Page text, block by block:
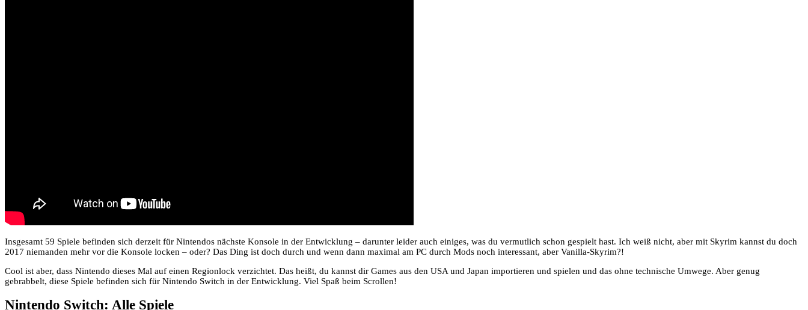
Insgesamt 59 Spiele befinden sich derzeit für Nintendos nächste Konsole in der Entwicklung – darunter leider auch einiges, was du vermutlich schon gespielt hast. Ich weiß nicht, aber mit Skyrim kannst du doch
2017 niemanden mehr vor die Konsole locken – oder? Das Ding ist doch durch und wenn dann maximal am PC durch Mods noch interessant, aber Vanilla-Skyrim?!
Cool ist aber, dass Nintendo dieses Mal auf einen Regionlock verzichtet. Das heißt, du kannst dir Games aus den USA und Japan importieren und spielen und das ohne technische Umwege. Aber genug
gebrabbelt, diese Spiele befinden sich für Nintendo Switch in der Entwicklung. Viel Spaß beim Scrollen!
Nintendo Switch: Alle Spiele